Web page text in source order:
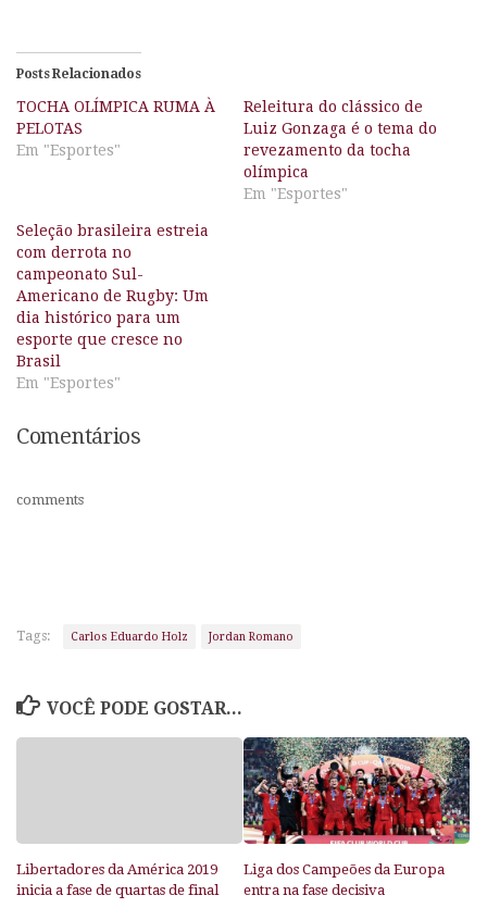
Posts Relacionados
TOCHA OLÍMPICA RUMA À
PELOTAS
Em "Esportes"
Releitura do clássico de
Luiz Gonzaga é o tema do
revezamento da tocha
olímpica
Em "Esportes"
Seleção brasileira estreia
com derrota no
campeonato Sul-
Americano de Rugby: Um
dia histórico para um
esporte que cresce no
Brasil
Em "Esportes"
Comentários
comments
Tags: Carlos Eduardo Holz Jordan Romano
VOCÊ PODE GOSTAR...
Libertadores da América 2019
inicia a fase de quartas de final
Liga dos Campeões da Europa
entra na fase decisiva